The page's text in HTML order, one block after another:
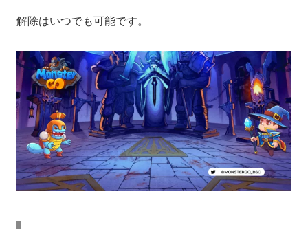
解除はいつでも可能です。